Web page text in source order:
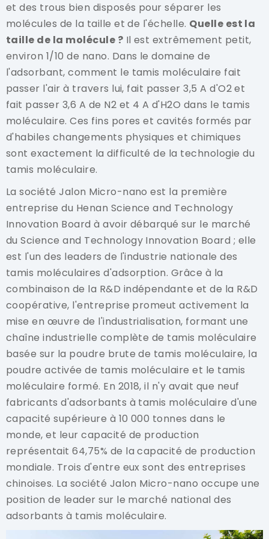
et des trous bien disposés pour séparer les
molécules de la taille et de l'échelle. Quelle est la
taille de la molécule ? Il est extrêmement petit,
environ 1/10 de nano. Dans le domaine de
l'adsorbant, comment le tamis moléculaire fait
passer l'air à travers lui, fait passer 3,5 A d'O2 et
fait passer 3,6 A de N2 et 4 A d'H2O dans le tamis
moléculaire. Ces fins pores et cavités formés par
d'habiles changements physiques et chimiques
sont exactement la difficulté de la technologie du
tamis moléculaire.
La société Jalon Micro-nano est la première
entreprise du Henan Science and Technology
Innovation Board à avoir débarqué sur le marché
du Science and Technology Innovation Board ; elle
est l'un des leaders de l'industrie nationale des
tamis moléculaires d'adsorption. Grâce à la
combinaison de la R&D indépendante et de la R&D
coopérative, l'entreprise promeut activement la
mise en œuvre de l'industrialisation, formant une
chaîne industrielle complète de tamis moléculaire
basée sur la poudre brute de tamis moléculaire, la
poudre activée de tamis moléculaire et le tamis
moléculaire formé. En 2018, il n'y avait que neuf
fabricants d'adsorbants à tamis moléculaire d'une
capacité supérieure à 10 000 tonnes dans le
monde, et leur capacité de production
représentait 64,75% de la capacité de production
mondiale. Trois d'entre eux sont des entreprises
chinoises. La société Jalon Micro-nano occupe une
position de leader sur le marché national des
adsorbants à tamis moléculaire.